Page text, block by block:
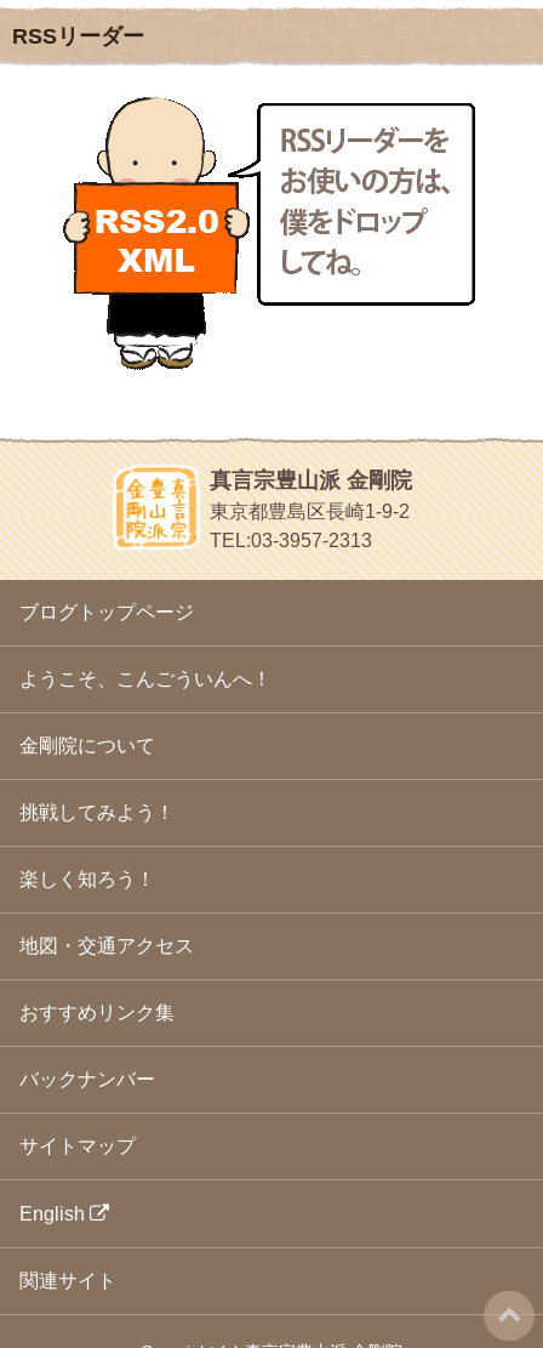
2011年11月(28)
2011年10月(31)
2011年9月(24)
2011年7月(18)
2011年6月
2011年5月
(15)
2011年4月(17)
2011年3月(15)
2011年2月
2011年1月(22)
2010年12月(21)
2010年11月
2010年10月(13)
(16)
2010年6月(18)
2010年5月(22)
2010年4月(25)
2010年3月
(22)
2010年2月(23)
2010年1月(23)
(18)
2009年11月
(20)
2009年10月(20)
2009年9月 (20)
2009年6月(22)
2009年5月(20)
2009年4月
(24)
2009年3月(21)
2009年2月(19)
2009年1月(25)
2008年10月
(31)
2008年9月(24)
2008年8月(24)
2008年5月(21)
(24)
2008年2月 (21)
2008年1月(23)
2007年12月
2007年9月
2007年8月(26)
地域のライターさんです
小豆島 圓満寺
新聞屋の道具箱
新聞社で使われる用語の解説など
makotoさんの御符内巡礼記
東京の巡礼記です
POLYHEDON
いろいろなことが書いてあるよ
bunchan
あちこち行って！
目白鍼灸院
日本人の繊細な体質にあわせた、やさしく気持ちよい鍼灸治療で
ほうげん日記
放言じゃなくて和尚さんの名前だよ
面白いサイトみつけたよ。
ヘェ～という感じ
chocolab.Air♪DIALY
ラブラドールのワンちゃんがかわいいよ
RSSリーダー
真言宗豊山派 金剛院
東京都豊島区長崎1-9-2
TEL:03-3957-2313
ブログトップページ
ようこそ、こんごういんへ！
金剛院について
挑戦してみよう！
楽しく知ろう！
地図・交通アクセス
おすすめリンク集
バックナンバー
サイトマップ
English
関連サイト